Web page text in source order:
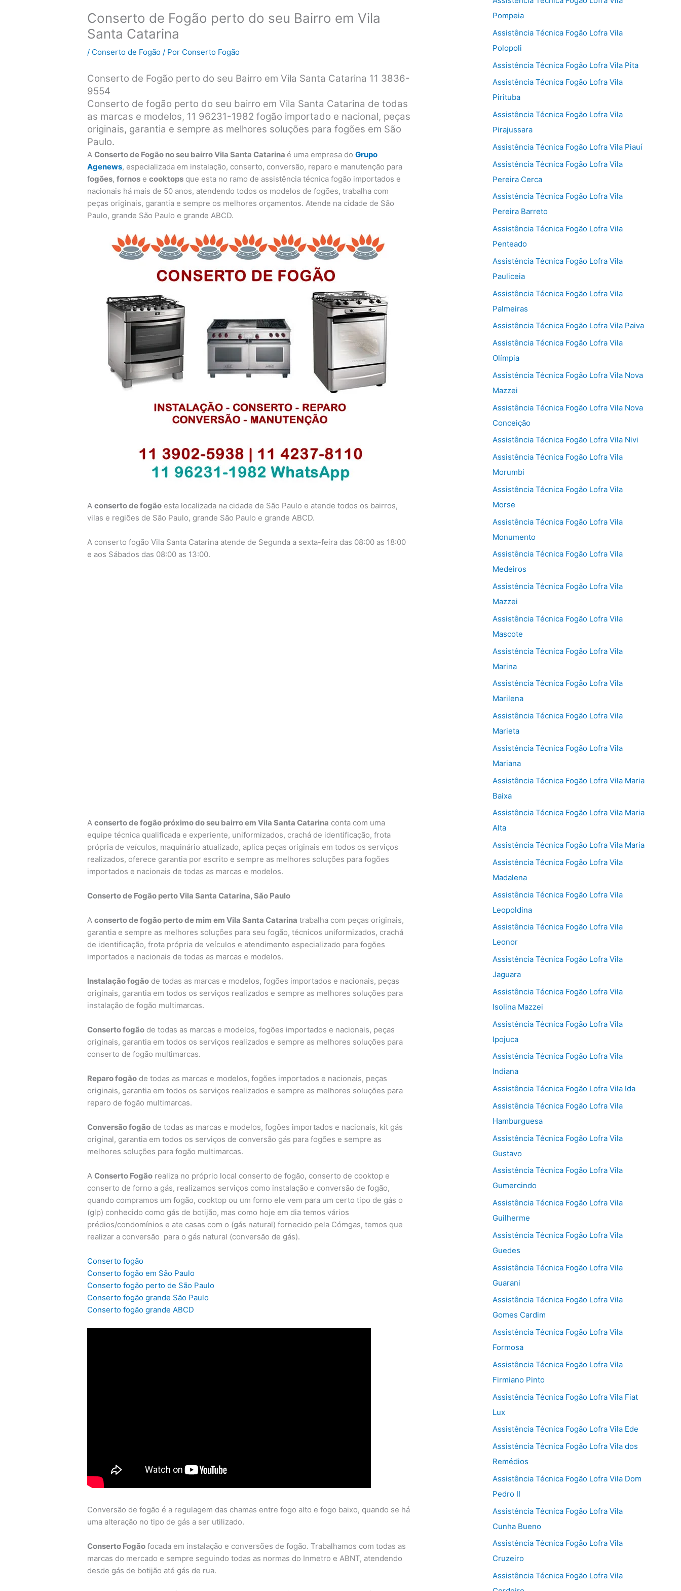
Conserto de Fogão perto do seu Bairro em Vila
Santa Catarina
/ Conserto de Fogão / Por Conserto Fogão
Conserto de Fogão perto do seu Bairro em Vila Santa Catarina 11 3836-
9554
Conserto de fogão perto do seu bairro em Vila Santa Catarina de todas
as marcas e modelos, 11 96231-1982 fogão importado e nacional, peças
originais, garantia e sempre as melhores soluções para fogões em São
Paulo.
AConserto de Fogão no seu bairro Vila Santa Catarina é uma empresa doGrupo
Agenews, especializada em instalação, conserto, conversão, reparo e manutenção para
fogões,fornos ecooktops que esta no ramo de assistência técnica fogão importados e
nacionais há mais de 50 anos, atendendo todos os modelos de fogões, trabalha com
peças originais, garantia e sempre os melhores orçamentos. Atende na cidade de São
Paulo, grande São Paulo e grande ABCD.
Aconserto de fogão esta localizada na cidade de São Paulo e atende todos os bairros,
vilas e regiões de São Paulo, grande São Paulo e grande ABCD.
A conserto fogão Vila Santa Catarina atende de Segunda a sexta-feira das 08:00 as 18:00
e aos Sábados das 08:00 as 13:00.
Aconserto de fogão próximo do seu bairro em Vila Santa Catarina conta com uma
equipe técnica qualificada e experiente, uniformizados, crachá de identificação, frota
própria de veículos, maquinário atualizado, aplica peças originais em todos os serviços
realizados, oferece garantia por escrito e sempre as melhores soluções para fogões
importados e nacionais de todas as marcas e modelos.
Conserto de Fogão perto Vila Santa Catarina, São Paulo
Aconserto de fogão perto de mim em Vila Santa Catarina trabalha com peças originais,
garantia e sempre as melhores soluções para seu fogão, técnicos uniformizados, crachá
de identificação, frota própria de veículos e atendimento especializado para fogões
importados e nacionais de todas as marcas e modelos.
Instalação fogão de todas as marcas e modelos, fogões importados e nacionais, peças
originais, garantia em todos os serviços realizados e sempre as melhores soluções para
instalação de fogão multimarcas.
Conserto fogão de todas as marcas e modelos, fogões importados e nacionais, peças
originais, garantia em todos os serviços realizados e sempre as melhores soluções para
conserto de fogão multimarcas.
Reparo fogão de todas as marcas e modelos, fogões importados e nacionais, peças
originais, garantia em todos os serviços realizados e sempre as melhores soluções para
reparo de fogão multimarcas.
Conversão fogão de todas as marcas e modelos, fogões importados e nacionais, kit gás
original, garantia em todos os serviços de conversão gás para fogões e sempre as
melhores soluções para fogão multimarcas.
AConserto Fogão realiza no próprio local conserto de fogão, conserto de cooktop e
conserto de forno a gás, realizamos serviços como instalação e conversão de fogão,
quando compramos um fogão, cooktop ou um forno ele vem para um certo tipo de gás o
(glp) conhecido como gás de botijão, mas como hoje em dia temos vários
prédios/condomínios e ate casas com o (gás natural) fornecido pela Cómgas, temos que
realizar a conversão para o gás natural (conversão de gás).
Conserto fogão
Conserto fogão em São Paulo
Conserto fogão perto de São Paulo
Conserto fogão grande São Paulo
Conserto fogão grande ABCD
Conversão de fogão é a regulagem das chamas entre fogo alto e fogo baixo, quando se há
uma alteração no tipo de gás a ser utilizado.
Conserto Fogão focada em instalação e conversões de fogão. Trabalhamos com todas as
marcas do mercado e sempre seguindo todas as normas do Inmetro e ABNT, atendendo
desde gás de botijão até gás de rua.
Pompeia
Assistência Técnica Fogão Lofra Vila
Polopoli
Assistência Técnica Fogão Lofra Vila Pita
Assistência Técnica Fogão Lofra Vila
Pirituba
Assistência Técnica Fogão Lofra Vila
Pirajussara
Assistência Técnica Fogão Lofra Vila Piauí
Assistência Técnica Fogão Lofra Vila
Pereira Cerca
Assistência Técnica Fogão Lofra Vila
Pereira Barreto
Assistência Técnica Fogão Lofra Vila
Penteado
Assistência Técnica Fogão Lofra Vila
Pauliceia
Assistência Técnica Fogão Lofra Vila
Palmeiras
Assistência Técnica Fogão Lofra Vila Paiva
Assistência Técnica Fogão Lofra Vila
Olímpia
Assistência Técnica Fogão Lofra Vila Nova
Mazzei
Assistência Técnica Fogão Lofra Vila Nova
Conceição
Assistência Técnica Fogão Lofra Vila Nivi
Assistência Técnica Fogão Lofra Vila
Morumbi
Assistência Técnica Fogão Lofra Vila
Morse
Assistência Técnica Fogão Lofra Vila
Monumento
Assistência Técnica Fogão Lofra Vila
Medeiros
Assistência Técnica Fogão Lofra Vila
Mazzei
Assistência Técnica Fogão Lofra Vila
Mascote
Assistência Técnica Fogão Lofra Vila
Marina
Assistência Técnica Fogão Lofra Vila
Marilena
Assistência Técnica Fogão Lofra Vila
Marieta
Assistência Técnica Fogão Lofra Vila
Mariana
Assistência Técnica Fogão Lofra Vila Maria
Baixa
Assistência Técnica Fogão Lofra Vila Maria
Alta
Assistência Técnica Fogão Lofra Vila Maria
Assistência Técnica Fogão Lofra Vila
Madalena
Assistência Técnica Fogão Lofra Vila
Leopoldina
Assistência Técnica Fogão Lofra Vila
Leonor
Assistência Técnica Fogão Lofra Vila
Jaguara
Assistência Técnica Fogão Lofra Vila
Isolina Mazzei
Assistência Técnica Fogão Lofra Vila
Ipojuca
Assistência Técnica Fogão Lofra Vila
Indiana
Assistência Técnica Fogão Lofra Vila Ida
Assistência Técnica Fogão Lofra Vila
Hamburguesa
Assistência Técnica Fogão Lofra Vila
Gustavo
Assistência Técnica Fogão Lofra Vila
Gumercindo
Assistência Técnica Fogão Lofra Vila
Guilherme
Assistência Técnica Fogão Lofra Vila
Guedes
Assistência Técnica Fogão Lofra Vila
Guarani
Assistência Técnica Fogão Lofra Vila
Gomes Cardim
Assistência Técnica Fogão Lofra Vila
Formosa
Assistência Técnica Fogão Lofra Vila
Firmiano Pinto
Assistência Técnica Fogão Lofra Vila Fiat
Lux
Assistência Técnica Fogão Lofra Vila Ede
Assistência Técnica Fogão Lofra Vila dos
Remédios
Assistência Técnica Fogão Lofra Vila Dom
Pedro II
Assistência Técnica Fogão Lofra Vila
Cunha Bueno
Assistência Técnica Fogão Lofra Vila
Cruzeiro
Assistência Técnica Fogão Lofra Vila